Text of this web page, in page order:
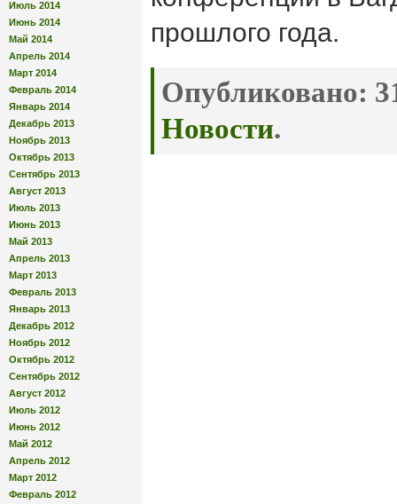
Июль 2014
Июнь 2014
Май 2014
Апрель 2014
Март 2014
Февраль 2014
Январь 2014
Декабрь 2013
Ноябрь 2013
Октябрь 2013
Сентябрь 2013
Август 2013
Июль 2013
Июнь 2013
Май 2013
Апрель 2013
Март 2013
Февраль 2013
Январь 2013
Декабрь 2012
Ноябрь 2012
Октябрь 2012
Сентябрь 2012
Август 2012
Июль 2012
Июнь 2012
Май 2012
Апрель 2012
Март 2012
Февраль 2012
прошлого года.
Опубликовано:
Новости.